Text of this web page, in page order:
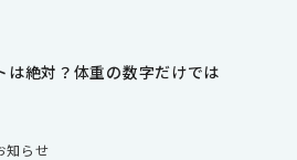
は絶対？体重の数字だけでは
知らせ